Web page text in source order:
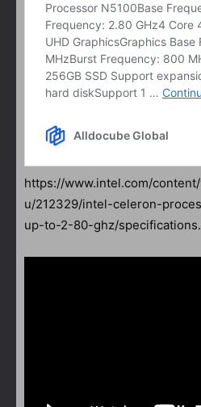
https://www.intel.com/
u/212329/intel-celeron-
up-to-2-80-ghz/